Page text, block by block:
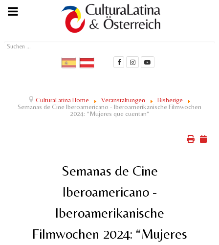
Suchen
CulturaLatina Home Veranstaltungen
Bisherige
Semanas de Cine Iberoamericano - Iberoamerikanische Filmwochen
2024: “Mujeres que cuentan”
Semanas de Cine
Iberoamericano -
Iberoamerikanische
Filmwochen 2024: “Mujeres